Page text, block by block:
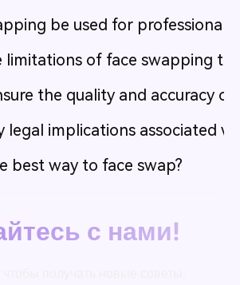
be used for professional
limitations of face swapping
the quality and accuracy
legal implications associated
best way to face swap?
с нами!